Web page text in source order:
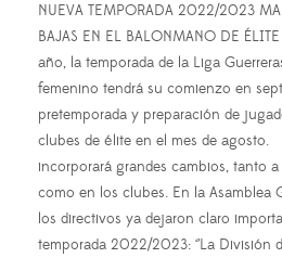
NUEVA TEMPORADA 2022/2023
BAJAS EN EL BALONMANO DE
año, la temporada de la Liga
femenino tendrá su comienzo en
pretemporada y preparación de
clubes de élite en el mes de agosto.
incorporará grandes cambios, tanto
como en los clubes. En la Asamblea
los directivos ya dejaron claro
temporada 2022/2023: ‘’La División